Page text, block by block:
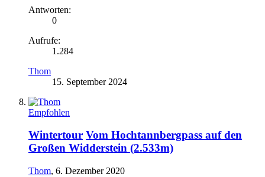
Antworten:
0
Aufrufe:
1.284
Thom
15. September 2024
Empfohlen
Wintertour Vom Hochtannbergpass auf den
Großen Widderstein (2.533m)
Thom, 6. Dezember 2020